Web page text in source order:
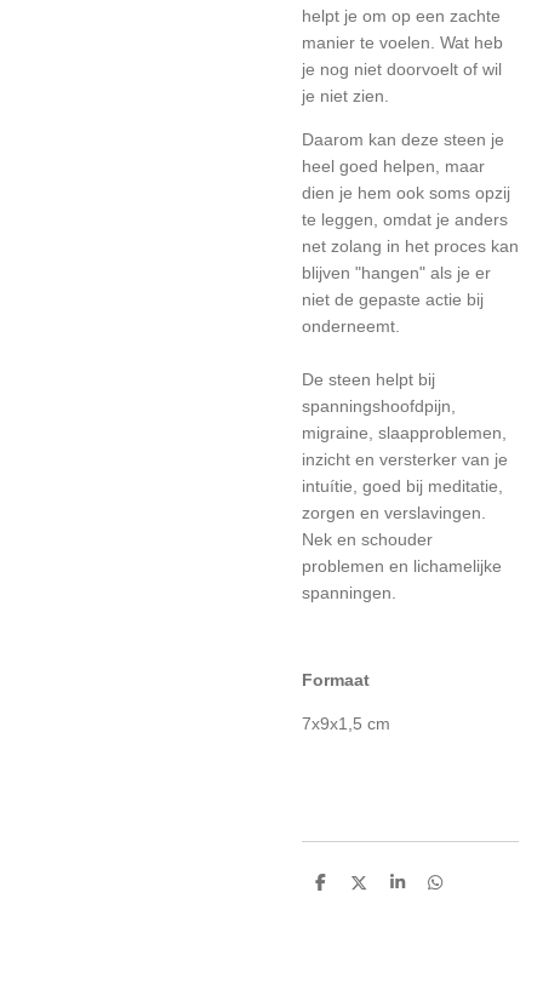
helpt je om op een zachte
manier te voelen. Wat heb
je nog niet doorvoelt of wil
je niet zien.
Daarom kan deze steen je
heel goed helpen, maar
dien je hem ook soms opzij
te leggen, omdat je anders
net zolang in het proces kan
blijven "hangen" als je er
niet de gepaste actie bij
onderneemt.
De steen helpt bij
spanningshoofdpijn,
migraine, slaapproblemen,
inzicht en versterker van je
intuítie, goed bij meditatie,
zorgen en verslavingen.
Nek en schouder
problemen en lichamelijke
spanningen.
Formaat
7x9x1,5 cm
D
D
S
D